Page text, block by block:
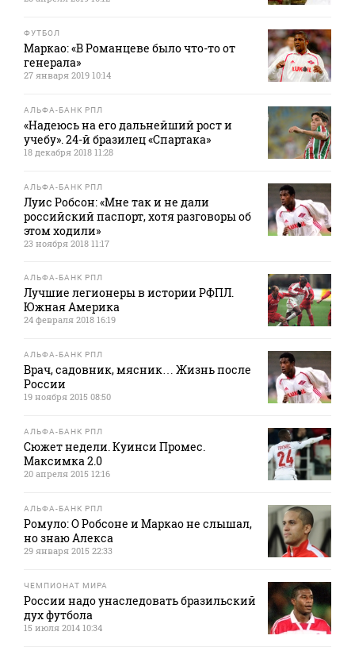
ФУТБОЛ
Маркао: «В Романцеве было что-то от
генерала»
27 января 2019 10:14
АЛЬФА-БАНК РПЛ
«Надеюсь на его дальнейший рост и
учебу». 24-й бразилец «Спартака»
18 декабря 2018 11:28
АЛЬФА-БАНК РПЛ
Луис Робсон: «Мне так и не дали
российский паспорт, хотя разговоры об
этом ходили»
23 ноября 2018 11:17
АЛЬФА-БАНК РПЛ
Лучшие легионеры в истории РФПЛ.
Южная Америка
24 февраля 2018 16:19
АЛЬФА-БАНК РПЛ
Врач, садовник, мясник… Жизнь после
России
19 ноября 2015 08:50
АЛЬФА-БАНК РПЛ
Сюжет недели. Куинси Промес.
Максимка 2.0
20 апреля 2015 12:16
АЛЬФА-БАНК РПЛ
Ромуло: О Робсоне и Маркао не слышал,
но знаю Алекса
29 января 2015 22:33
ЧЕМПИОНАТ МИРА
России надо унаследовать бразильский
дух футбола
15 июля 2014 10:34